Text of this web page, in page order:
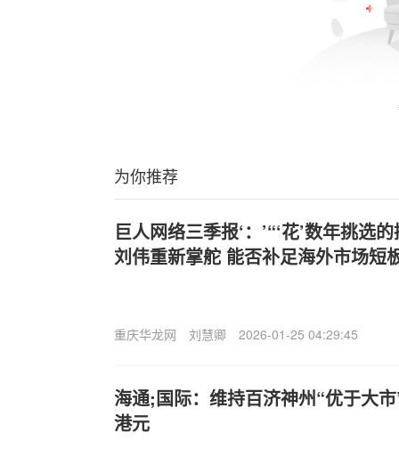
为你推荐
巨人网络三季报‘：’“‘花’数年挑选
刘伟重新掌舵 能否补足海外市场短
重庆华龙网 刘慧卿 2026-01-25 04:29:45
海通;国际：维持百济神州“优于大
港元